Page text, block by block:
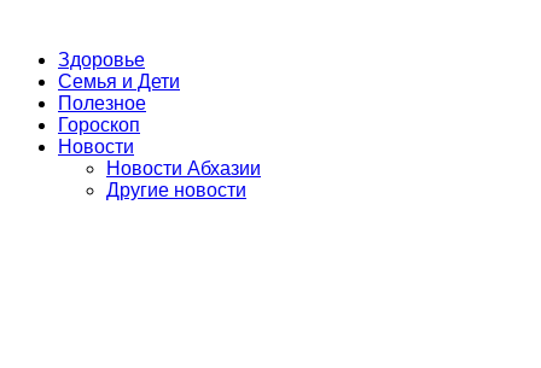
Здоровье
Семья и Дети
Полезное
Гороскоп
Новости
Новости Абхазии
Другие новости